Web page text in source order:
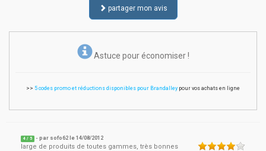
partager mon avis
Astuce pour économiser !
>> 5 codes promo et réductions disponibles pour Brandalley pour vos achats en ligne
4 / 5 - par sofo62 le14/08/2012
large de produits de toutes gammes, très bonnes